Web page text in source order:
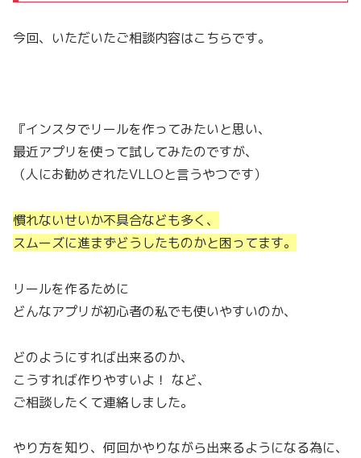
今回、いただいたご相談内容はこちらです。
『インスタでリールを作ってみたいと思い、
最近アプリを使って試してみたのですが、
（人にお勧めされたVLLOと言うやつです）
慣れないせいか不具合なども多く、
スムーズに進まずどうしたものかと困ってます。
リールを作るために
どんなアプリが初心者の私でも使いやすいのか、
どのようにすれば出来るのか、
こうすれば作りやすいよ！ など、
ご相談したくて連絡しました。
やり方を知り、何回かやりながら出来るようになる為に、